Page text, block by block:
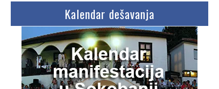
Kalendar dešavanja